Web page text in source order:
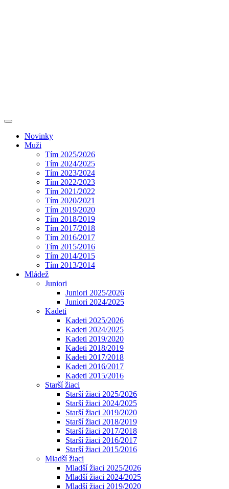
Novinky
Muži
Tím 2025/2026
Tím 2024/2025
Tím 2023/2024
Tím 2022/2023
Tím 2021/2022
Tím 2020/2021
Tím 2019/2020
Tím 2018/2019
Tím 2017/2018
Tím 2016/2017
Tím 2015/2016
Tím 2014/2015
Tím 2013/2014
Mládež
Juniori
Juniori 2025/2026
Juniori 2024/2025
Kadeti
Kadeti 2025/2026
Kadeti 2024/2025
Kadeti 2019/2020
Kadeti 2018/2019
Kadeti 2017/2018
Kadeti 2016/2017
Kadeti 2015/2016
Starší žiaci
Starší žiaci 2025/2026
Starší žiaci 2024/2025
Starší žiaci 2019/2020
Starší žiaci 2018/2019
Starší žiaci 2017/2018
Starší žiaci 2016/2017
Starší žiaci 2015/2016
Mladší žiaci
Mladší žiaci 2025/2026
Mladší žiaci 2024/2025
Mladší žiaci 2019/2020